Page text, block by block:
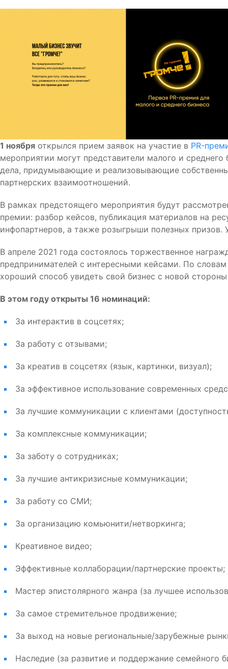
1 ноября открылся прием заявок на участие в PR-
мероприятии могут представители малого и
дела, придумывающие и реализовывающие
партнерских взаимоотношений.
В рамках предстоящего мероприятия будут
премии: разбор кейсов, публикация материалов на
инфопартнеров, а также розыгрыши полезных призов.
В апреле 2021 года состоялось торжественное
предпринимателей с интересными кейсами. По
хороший способ увидеть свой бизнес с новой
В этом году открыты 16 номинаций:
За интерактив в соцсетях;
За работу с отзывами;
За креатив в соцсетях (язык, картинки, визуал);
За эффективное использование современных
За лучшие коммуникации с клиентами
За комплексные коммуникации;
За заботу о сотрудниках;
За лучшие антикризисные коммуникации;
За работу со СМИ;
За организацию комьюнити/нетворкинга;
Креативное видео;
Эффективные коллаборации/партнерские проекты;
Мастер эпистолярного жанра (за лучшее
За самое стремительное продвижение;
За выход на новые региональные/зарубежные
Наследие (за развитие и поддержание семейного